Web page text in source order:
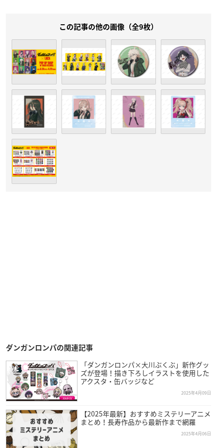
この記事の他の画像（全9枚）
ダンガンロンパの関連記事
「ダンガンロンパ×大川ぶくぶ」新作グッ
ズが登場！描き下ろしイラストを使用した
アクスタ・缶バッジなど
2025年4月09日
【2025年最新】おすすめミステリーアニメ
まとめ！長寿作品から最新作まで網羅
2025年4月06日